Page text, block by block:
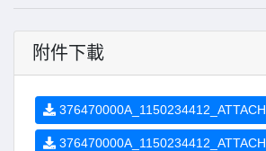
附件下載